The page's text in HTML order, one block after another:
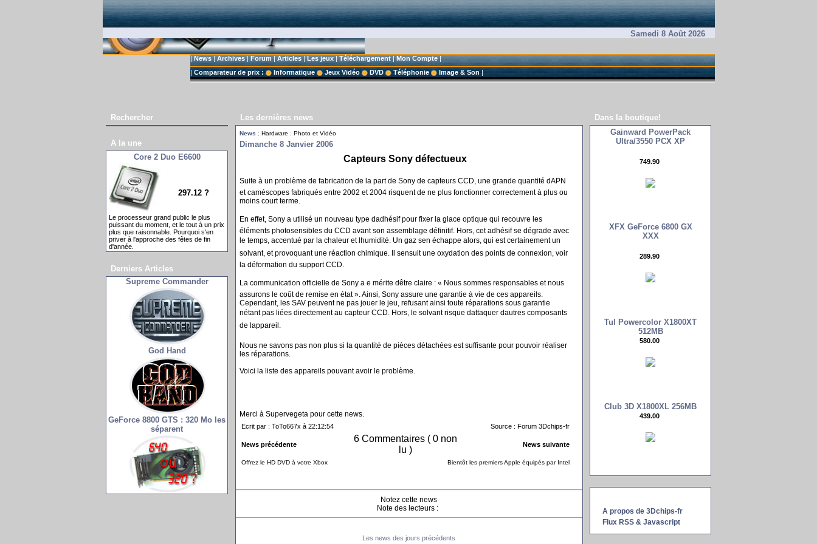
Samedi 8 Août 2026
|News|Archives|Forum|Articles|Les jeux|Téléchargement|Mon Compte|
| Comparateur de prix : Informatique Jeux Vidéo DVD Téléphonie Image & Son |
Rechercher
A la une
Core 2 Duo E6600
297.12 ?
Le processeur grand public le plus
puissant du moment, et le tout à un prix
plus que raisonnable. Pourquoi s'en
priver à l'approche des fêtes de fin
d'année.
Derniers Articles
Supreme Commander
God Hand
GeForce 8800 GTS : 320 Mo les
séparent
Les dernières news
News : Hardware : Photo et Vidéo
Dimanche 8 Janvier 2006
Capteurs Sony défectueux
Suite à un problème de fabrication de la part de Sony de capteurs CCD, une grande quantité dAPN
et caméscopes fabriqués entre 2002 et 2004 risquent de ne plus fonctionner correctement à plus ou
moins court terme.
En effet, Sony a utilisé un nouveau type dadhésif pour fixer la glace optique qui recouvre les
éléments photosensibles du CCD avant son assemblage définitif. Hors, cet adhésif se dégrade avec
le temps, accentué par la chaleur et lhumidité. Un gaz sen échappe alors, qui est certainement un
solvant, et provoquant une réaction chimique. Il sensuit une oxydation des points de connexion, voir
la déformation du support CCD.
La communication officielle de Sony a e mérite dêtre claire : « Nous sommes responsables et nous
assurons le coût de remise en état ». Ainsi, Sony assure une garantie à vie de ces appareils.
Cependant, les SAV peuvent ne pas jouer le jeu, refusant ainsi toute réparations sous garantie
nétant pas liées directement au capteur CCD. Hors, le solvant risque dattaquer dautres composants
de lappareil.
Nous ne savons pas non plus si la quantité de pièces détachées est suffisante pour pouvoir réaliser
les réparations.
Voici la liste des appareils pouvant avoir le problème.
Merci à Supervegeta pour cette news.
Ecrit par : ToTo667x à 22:12:54 Source : Forum 3Dchips-fr
News précédente
6 Commentaires ( 0 non
lu )
News suivante
Offrez le HD DVD à votre Xbox Bientôt les premiers Apple équipés par Intel
Notez cette news
Note des lecteurs :
Les news des jours précédents
Dans la boutique!
Gainward PowerPack
Ultra/3550 PCX XP
749.90 
XFX GeForce 6800 GX
XXX
289.90 
Tul Powercolor X1800XT
512MB
580.00 
Club 3D X1800XL 256MB
439.00 
A propos de 3Dchips-fr
Flux RSS & Javascript